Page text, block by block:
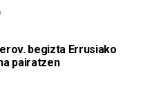
begizta Errusiako
pairatzen